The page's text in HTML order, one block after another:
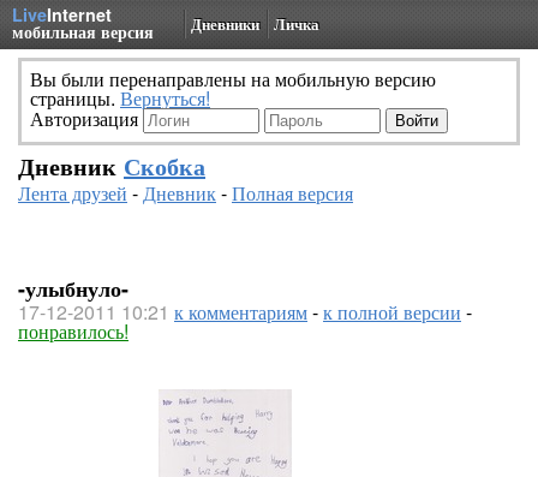
LiveInternet
мобильная версия Дневники Личка
Вы были перенаправлены на мобильную версию
страницы. Вернуться!
Авторизация
Дневник Скобка
Лента друзей -Дневник-Полная версия
-улыбнуло-
17-12-2011 10:21 к комментариям-к полной версии -
понравилось!